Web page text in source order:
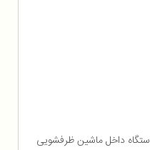
داخل ماشین ظرفشویی